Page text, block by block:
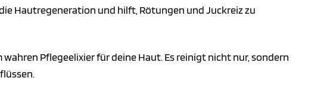
Hautregeneration und hilft, Rötungen und Juckreiz zu
Pflegeelixier für deine Haut. Es reinigt nicht nur, sondern